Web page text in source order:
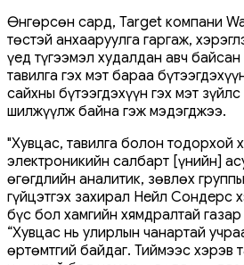
Өнгөрсөн сард, Target компани
төстэй анхааруулга гаргаж,
үед түгээмэл худалдан авч
тавилга гэх мэт бараа
сайхны бүтээгдэхүүн гэх мэт
шилжүүлж байна гэж мэдэгджээ.
"Хувцас, тавилга болон тодорхой
электроникийн салбарт [үнийн]
өгөгдлийн аналитик, зөвлөх
гүйцэтгэх захирал Нейл Сондерс
бүс бол хамгийн хямдралтай
“Хувцас нь улирлын чанартай
өртөмтгий байдаг. Тиймээс хэрэв